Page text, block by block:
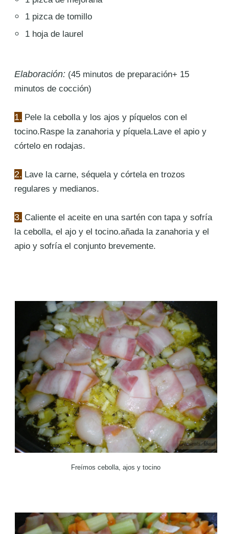
1 pizca de tomillo
1 hoja de laurel
Elaboración: (45 minutos de preparación+ 15
minutos de cocción)
1. Pele la cebolla y los ajos y píquelos con el
tocino.Raspe la zanahoria y píquela.Lave el apio y
córtelo en rodajas.
2. Lave la carne, séquela y córtela en trozos
regulares y medianos.
3. Caliente el aceite en una sartén con tapa y sofría
la cebolla, el ajo y el tocino.añada la zanahoria y el
apio y sofría el conjunto brevemente.
Freímos cebolla, ajos y tocino